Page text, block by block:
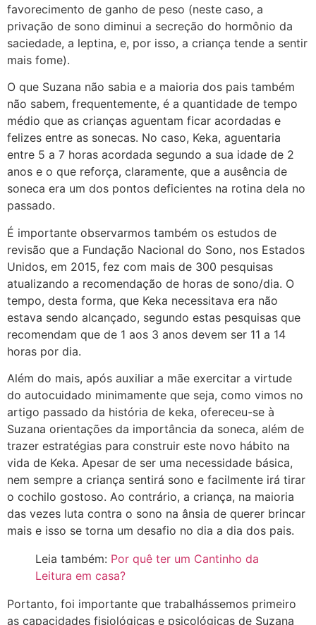
favorecimento de ganho de peso (neste caso, a
privação de sono diminui a secreção do hormônio da
saciedade, a leptina, e, por isso, a criança tende a sentir
mais fome).
O que Suzana não sabia e a maioria dos pais também
não sabem, frequentemente, é a quantidade de tempo
médio que as crianças aguentam ficar acordadas e
felizes entre as sonecas. No caso, Keka, aguentaria
entre 5 a 7 horas acordada segundo a sua idade de 2
anos e o que reforça, claramente, que a ausência de
soneca era um dos pontos deficientes na rotina dela no
passado.
É importante observarmos também os estudos de
revisão que a Fundação Nacional do Sono, nos Estados
Unidos, em 2015, fez com mais de 300 pesquisas
atualizando a recomendação de horas de sono/dia. O
tempo, desta forma, que Keka necessitava era não
estava sendo alcançado, segundo estas pesquisas que
recomendam que de 1 aos 3 anos devem ser 11 a 14
horas por dia.
Além do mais, após auxiliar a mãe exercitar a virtude
do autocuidado minimamente que seja, como vimos no
artigo passado da história de keka, ofereceu-se à
Suzana orientações da importância da soneca, além de
trazer estratégias para construir este novo hábito na
vida de Keka. Apesar de ser uma necessidade básica,
nem sempre a criança sentirá sono e facilmente irá tirar
o cochilo gostoso. Ao contrário, a criança, na maioria
das vezes luta contra o sono na ânsia de querer brincar
mais e isso se torna um desafio no dia a dia dos pais.
Leia também: Por quê ter um Cantinho da
Leitura em casa?
Portanto, foi importante que trabalhássemos primeiro
as capacidades fisiológicas e psicológicas de Suzana